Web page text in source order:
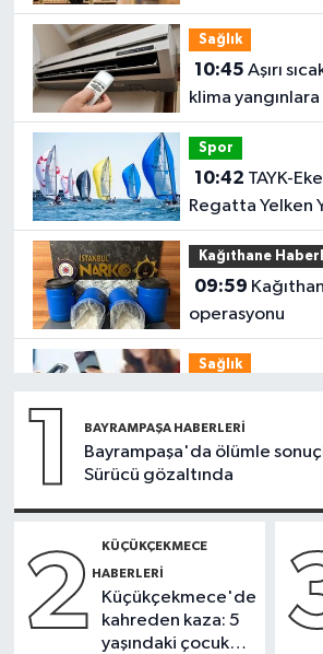
Sağlık
10:45
klima
Spor
10:42
Regatta Yelken
günün
Kağıthane
09:59
operasyonu
Sağlık
'bağımlılık
tavsiyesi
İstanbul Haberleri
karabatağı
09:32
nüfusunun 100
1 BAYRAMPAŞA HABERLERI
Bayrampaşa'da ölümle
Sürücü gözaltında
2 KÜÇÜKÇEKMECE
HABERLERI
Küçükçekmece'de
kahreden kaza: 5
yaşındaki çocuk